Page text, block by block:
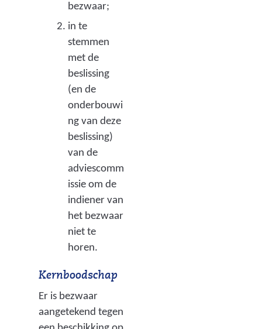
bezwaar;
in te
stemmen
met de
beslissing
(en de
onderbouwi
ng van deze
beslissing)
van de
adviescomm
issie om de
indiener van
het bezwaar
niet te
horen.
Kernboodschap
Er is bezwaar
aangetekend tegen